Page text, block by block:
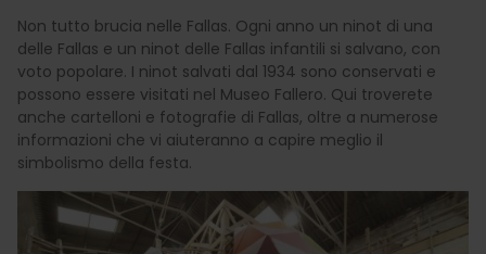
Non tutto brucia nelle Fallas. Ogni anno un ninot di una
delle Fallas e un ninot delle Fallas infantili si salvano, con
voto popolare. I ninot salvati dal 1934 sono conservati e
possono essere visitati nel Museo Fallero. Qui troverete
anche cartelloni e fotografie di Fallas, oltre a numerose
informazioni che vi aiuteranno a capire meglio il
simbolismo della festa.